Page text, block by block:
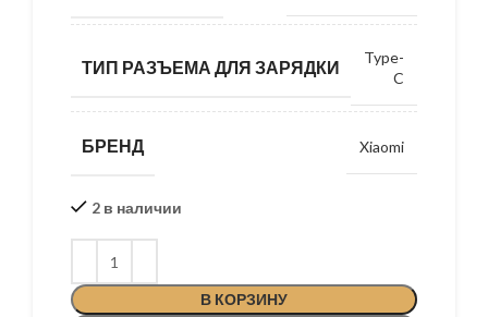
ТИП РАЗЪЕМА ДЛЯ ЗАРЯДКИ
Type-
C
БРЕНД Xiaomi
2 в наличии
В КОРЗИНУ